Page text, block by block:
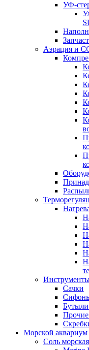
УФ-
Аэрация и
Сачки
Бутыли
Морской аквариум
Соль морская